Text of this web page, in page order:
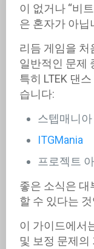
이 없거나 “비
은 혼자가 아닙
리듬 게임을 처
일반적인 문제
특히 LTEK 댄
습니다:
스텝매니아
ITGMania
프로젝트
좋은 소식은 대
할 수 있다는
이 가이드에서
및 보정 문제